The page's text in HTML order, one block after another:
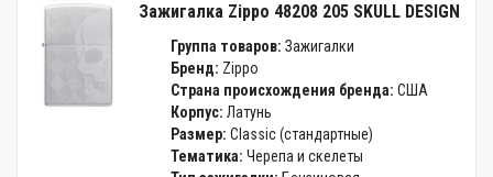
Зажигалка Zippo 48208 205 SKULL DESIGN
Группа товаров: Зажигалки
Бренд: Zippo
Страна происхождения бренда: США
Корпус: Латунь
Размер: Classic (стандартные)
Тематика: Черепа и скелеты